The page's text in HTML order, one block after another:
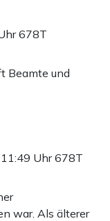
678T
Beamte und
Uhr678T
war. Als älterer